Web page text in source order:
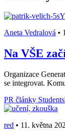
Aneta Vedralová •
Na VŠE
Organizace
se integrovat.
PR články
red • 11. května